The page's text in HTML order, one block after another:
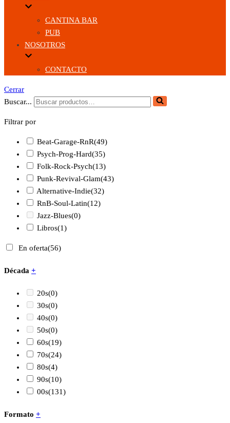
CANTINA BAR
PUB
NOSOTROS
CONTACTO
Cerrar
Buscar...
Filtrar por
Beat-Garage-RnR(49)
Psych-Prog-Hard(35)
Folk-Rock-Psych(13)
Punk-Revival-Glam(43)
Alternative-Indie(32)
RnB-Soul-Latin(12)
Jazz-Blues(0)
Libros(1)
En oferta(56)
Década +
20s(0)
30s(0)
40s(0)
50s(0)
60s(19)
70s(24)
80s(4)
90s(10)
00s(131)
Formato +